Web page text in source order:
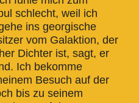
schlecht, weil ich
ins georgische
vom Galaktion, der
Dichter ist, sagt, er
Ich bekomme
Besuch auf der
bis zu seinem